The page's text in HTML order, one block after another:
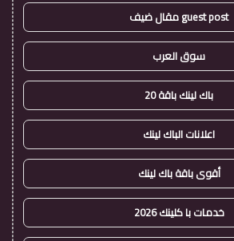
guest post مقال ضيف
سوق العرب
باك لينك باقة 20
اعلانات الباك لينك
أقوى باقة باك لينك
خدمات با كلينك 2026